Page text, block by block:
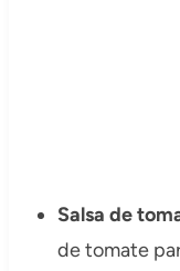
Salsa de
de tomate